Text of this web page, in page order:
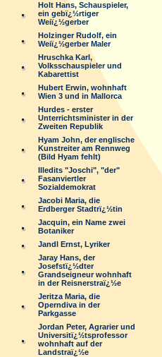
Holt Hans, Schauspieler,
ein gebï¿½rtiger
Weiï¿½gerber
Holzinger Rudolf, ein
Weiï¿½gerber Maler
Hruschka Karl,
Volksschauspieler und
Kabarettist
Hubert Erwin, wohnhaft
Wien 3 und in Mallorca
Hurdes - erster
Unterrichtsminister in der
Zweiten Republik
Hyam John, der englische
Kunstreiter am Rennweg
(Bild Hyam fehlt)
Illedits "Joschi", "der"
Fasanviertler
Sozialdemokrat
Jacobi Maria, die
Erdberger Stadtrï¿½tin
Jacquin, ein Name zwei
Botaniker
Jandl Ernst, Lyriker
Jaray Hans, der
Josefstï¿½dter
Grandseigneur wohnhaft
in der Reisnerstraï¿½e
Jeritza Maria, die
Operndiva in der
Parkgasse
Jordan Peter, Agrarier und
Universitï¿½tsprofessor
wohnhaft auf der
Landstraï¿½e